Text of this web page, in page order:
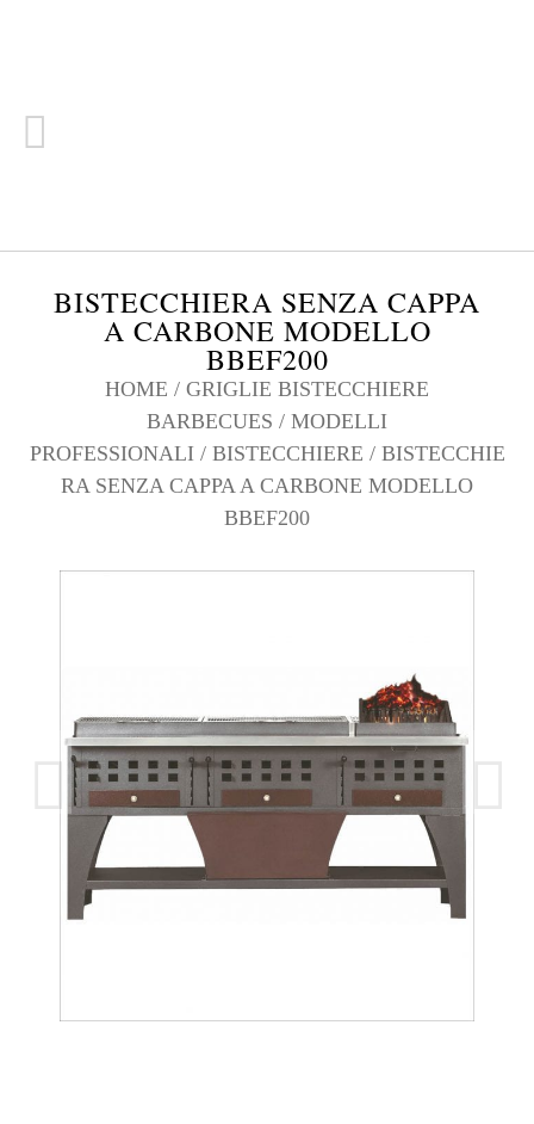
BISTECCHIERA SENZA CAPPA
A CARBONE MODELLO
BBEF200
HOME / GRIGLIE BISTECCHIERE
BARBECUES / MODELLI
PROFESSIONALI/ BISTECCHIERE / BISTECCHIE
RA SENZA CAPPA A CARBONE MODELLO
BBEF200